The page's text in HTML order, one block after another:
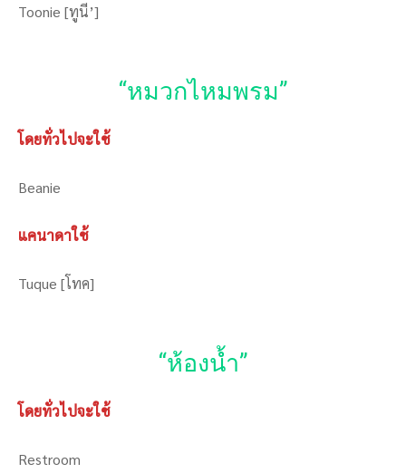
Toonie [ทูนี’]
“หมวกไหมพรม”
โดยทั่วไปจะใช้
Beanie
แคนาดาใช้
Tuque [โทค]
“ห้องน้ำ”
โดยทั่วไปจะใช้
Restroom